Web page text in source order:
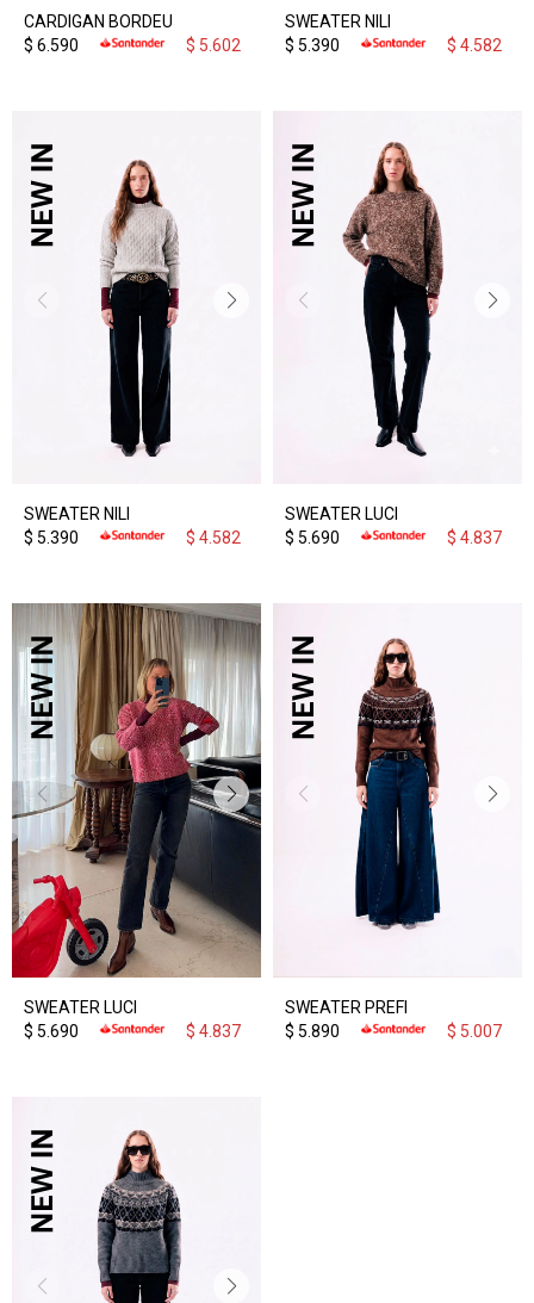
CARDIGAN BORDEU
$ 6.590 $ 5.602
SWEATER NILI
$ 5.390 $ 4.582
SWEATER NILI
$ 5.390 $ 4.582
SWEATER LUCI
$ 5.690 $ 4.837
SWEATER LUCI
$ 5.690 $ 4.837
SWEATER PREFI
$ 5.890 $ 5.007